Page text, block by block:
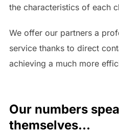
the characteristics of each
We offer our partners a
service thanks to direct
achieving a much more
Our numbers
themselves...